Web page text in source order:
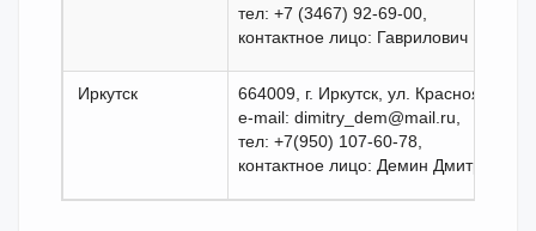
тел: +7 (3467) 92-69-00,
контактное лицо: Гаврилович
Иркутск
664009, г. Иркутск, ул.
e-mail: dimitry_dem@mail.ru,
тел: +7(950) 107-60-78,
контактное лицо: Демин Дмитрий